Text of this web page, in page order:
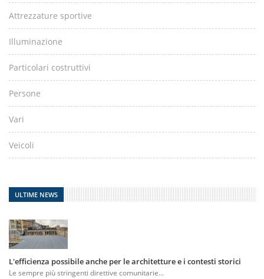
Attrezzature sportive
Illuminazione
Particolari costruttivi
Persone
Vari
Veicoli
ULTIME NEWS
L'efficienza possibile anche per le architetture e i contesti storici
Le sempre più stringenti direttive comunitarie...